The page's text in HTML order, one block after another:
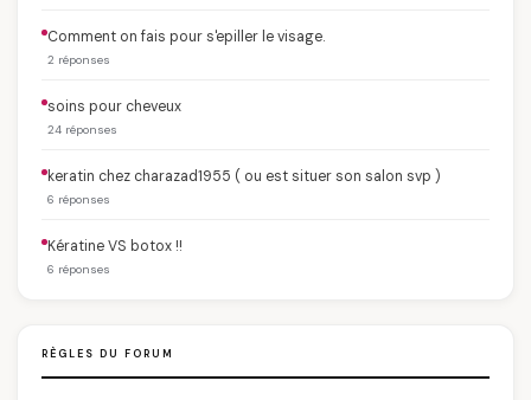
Comment on fais pour s'epiller le visage.
2 réponses
soins pour cheveux
24 réponses
keratin chez charazad1955 ( ou est situer son salon svp )
6 réponses
Kératine VS botox !!
6 réponses
RÈGLES DU FORUM